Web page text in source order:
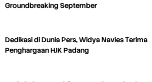
Groundbreaking September
Dedikasi di Dunia Pers, Widya Navies Terima
Penghargaan HJK Padang